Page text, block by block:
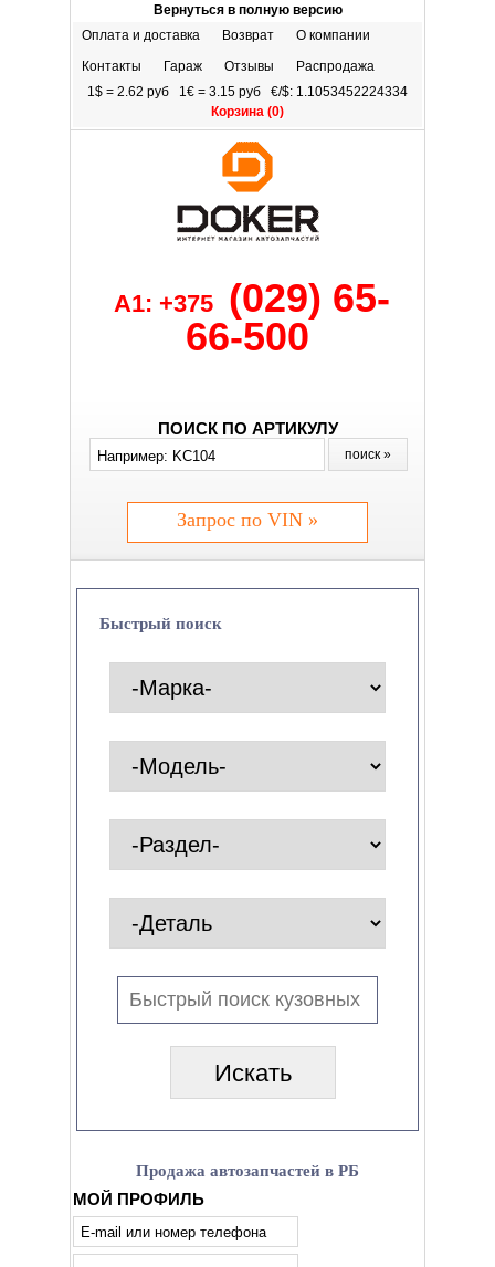
Вернуться в полную версию
Оплата и доставка
Возврат
О компании
Контакты
Гараж Отзывы
Распродажа
1$ = 2.62 руб 1€ = 3.15 руб €/$: 1.1053452224334
Корзина (0)
A1: +375
(029) 65-
66-500
ПОИСК ПО АРТИКУЛУ
поиск »
Запрос по VIN »
Быстрый поиск
Продажа автозапчастей в РБ
МОЙ ПРОФИЛЬ